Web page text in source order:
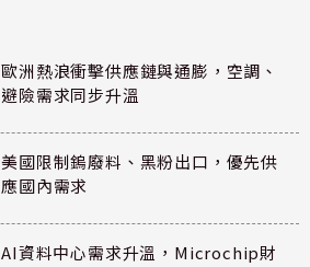
歐洲熱浪衝擊供應鏈與通膨，空調、
避險需求同步升溫
美國限制鎢廢料、黑粉出口，優先供
應國內需求
AI資料中心需求升溫，Microchip財